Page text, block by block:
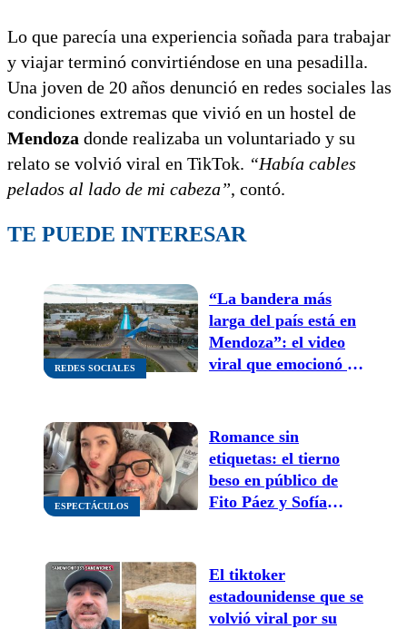
Lo que parecía una experiencia soñada para trabajar
y viajar terminó convirtiéndose en una pesadilla.
Una joven de 20 años denunció en redes sociales las
condiciones extremas que vivió en un hostel de
Mendoza donde realizaba un voluntariado y su
relato se volvió viral en TikTok. “Había cables
pelados al lado de mi cabeza”, contó.
TE PUEDE INTERESAR
REDES SOCIALES
“La bandera más
larga del país está en
Mendoza”: el video
viral que emocionó a
ESPECTÁCULOS
Romance sin
etiquetas: el tierno
beso en público de
Fito Páez y Sofía
El tiktoker
estadounidense que se
volvió viral por su